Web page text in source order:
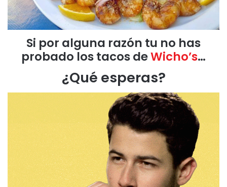
Si por alguna razón tu no has
probado los tacos deWicho’s…
¿Qué esperas?